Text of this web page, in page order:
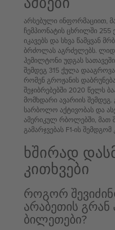
არსებული ინფორმაციით,
ჩემპიონატის ცხრილში
იკავებს და სხვა წამყვან
ბრძოლას აგრძელებს.
ჰემილტონი უდგას
შემდეგ 315 ქულა
რომენ გროჟანის
შეჯიბრებებში 2020 წელს
მომხდარი ავარიის
სარბოლო აქტივობას და
ამერიკულ რბოლებში, მათ
გამარჯვებას F1-ის შემდგომ
ხშირად
კითხვები
როგორ
არაბეთის გრან
ბილეთები?